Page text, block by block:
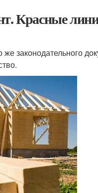
Красные
законодательного